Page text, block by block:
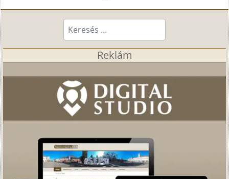
Keresés...
Reklám